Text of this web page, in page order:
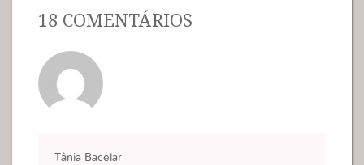
18 COMENTÁRIOS
Tânia Bacelar